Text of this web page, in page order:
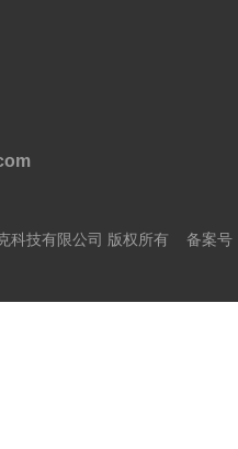
科技有限公司 版权所有 备案号